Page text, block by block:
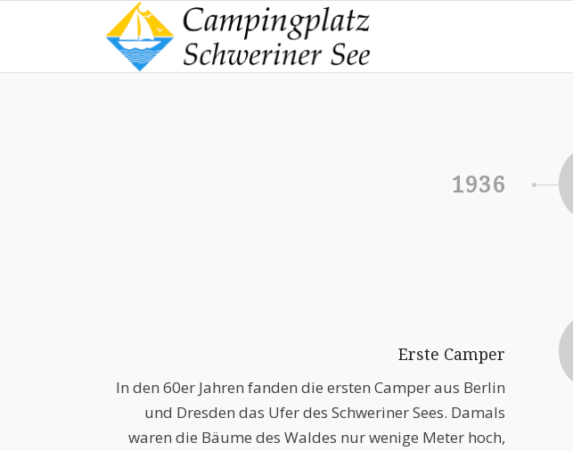
1936
Erste Camper
In den 60er Jahren fanden die ersten Camper aus Berlin
und Dresden das Ufer des Schweriner Sees. Damals
waren die Bäume des Waldes nur wenige Meter hoch,